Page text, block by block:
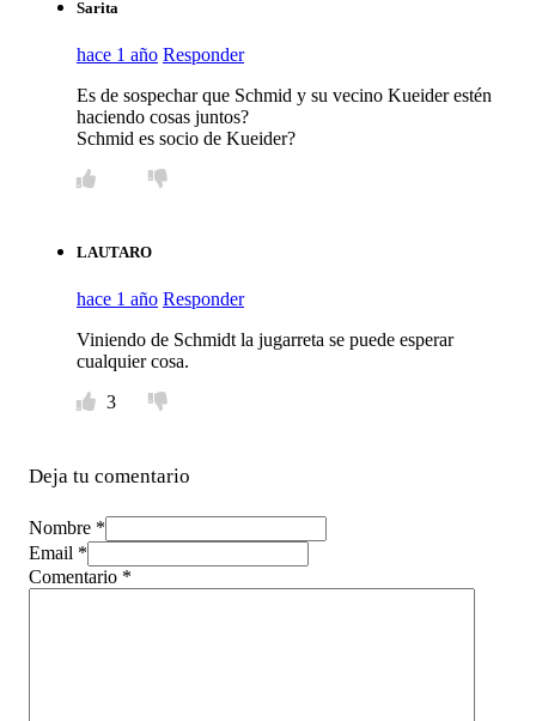
Sarita
hace 1 año Responder
Es de sospechar que Schmid y su vecino Kueider estén
haciendo cosas juntos?
Schmid es socio de Kueider?
LAUTARO
hace 1 año Responder
Viniendo de Schmidt la jugarreta se puede esperar
cualquier cosa.
3
Deja tu comentario
Nombre *
Email *
Comentario *